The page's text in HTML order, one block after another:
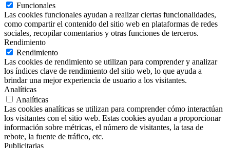
Funcionales
Las cookies funcionales ayudan a realizar ciertas funcionalidades,
como compartir el contenido del sitio web en plataformas de redes
sociales, recopilar comentarios y otras funciones de terceros.
Rendimiento
Rendimiento
Las cookies de rendimiento se utilizan para comprender y analizar
los índices clave de rendimiento del sitio web, lo que ayuda a
brindar una mejor experiencia de usuario a los visitantes.
Analíticas
Analíticas
Las cookies analíticas se utilizan para comprender cómo interactúan
los visitantes con el sitio web. Estas cookies ayudan a proporcionar
información sobre métricas, el número de visitantes, la tasa de
rebote, la fuente de tráfico, etc.
Publicitarias